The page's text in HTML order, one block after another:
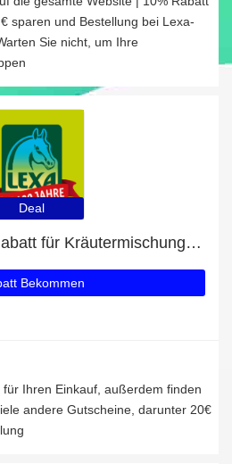
sparen und Bestellung bei Lexa-
Sie nicht, um Ihre
Deal
Genießen Sie 7% Rabatt für Kräutermischung Huf
Bekommen
Ihren Einkauf, außerdem finden
andere Gutscheine, darunter 20€